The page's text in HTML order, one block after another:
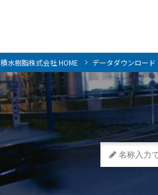
積水樹脂株式会社HOME データダウンロード